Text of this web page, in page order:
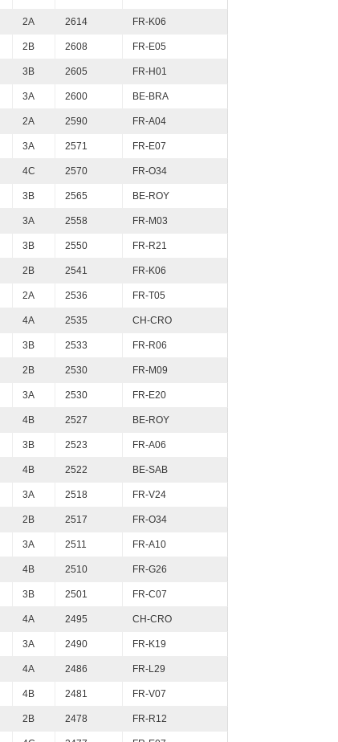
2A 2614 FR-K06
2B 2608 FR-E05
3B 2605 FR-H01
3A 2600 BE-BRA
2A 2590 FR-A04
3A 2571 FR-E07
4C 2570 FR-O34
3B 2565 BE-ROY
3A 2558 FR-M03
3B 2550 FR-R21
2B 2541 FR-K06
2A 2536 FR-T05
4A 2535 CH-CRO
3B 2533 FR-R06
2B 2530 FR-M09
3A 2530 FR-E20
4B 2527 BE-ROY
3B 2523 FR-A06
4B 2522 BE-SAB
3A 2518 FR-V24
2B 2517 FR-O34
3A 2511 FR-A10
4B 2510 FR-G26
3B 2501 FR-C07
4A 2495 CH-CRO
3A 2490 FR-K19
4A 2486 FR-L29
4B 2481 FR-V07
2B 2478 FR-R12